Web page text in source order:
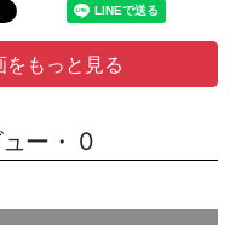
をもっと見る
ー・ 0